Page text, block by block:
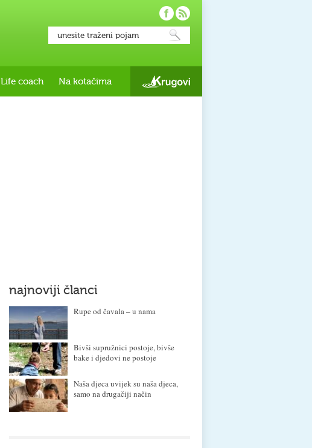
Life coach Na kotačima
najnoviji članci
Rupe od čavala – u nama
Bivši supružnici postoje, bivše
bake i djedovi ne postoje
Naša djeca uvijek su naša djeca,
samo na drugačiji način